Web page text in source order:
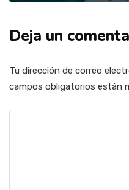
Deja un
Tu dirección de correo
campos obligatorios están